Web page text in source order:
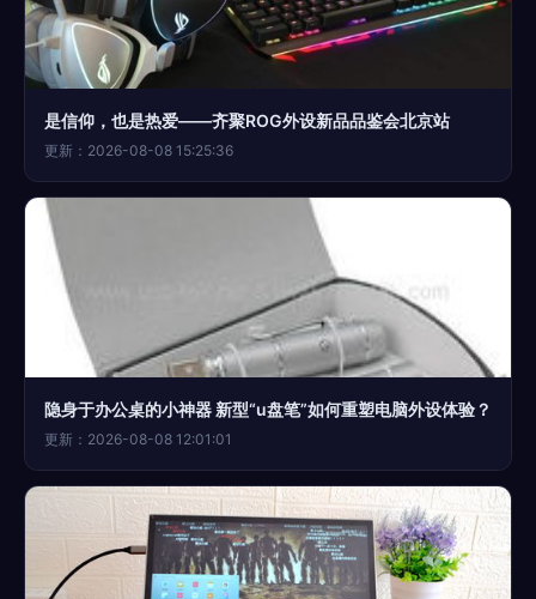
是信仰，也是热爱——齐聚ROG外设新品品鉴会北京站
更新：2026-08-08 15:25:36
隐身于办公桌的小神器 新型“u盘笔”如何重塑电脑外设体验？
更新：2026-08-08 12:01:01